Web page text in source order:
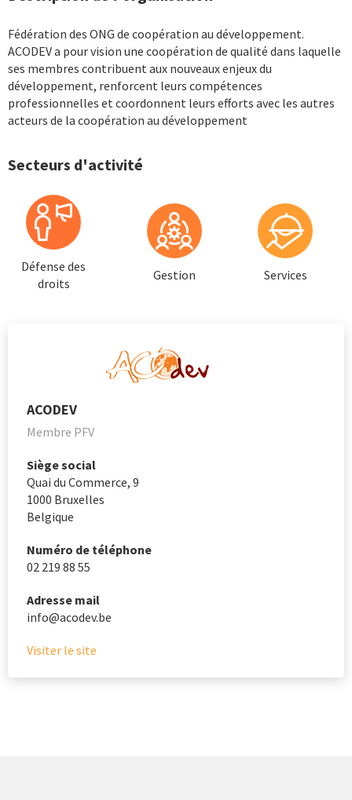
Fédération des ONG de coopération au développement.
ACODEV a pour vision une coopération de qualité dans laquelle
ses membres contribuent aux nouveaux enjeux du
développement, renforcent leurs compétences
professionnelles et coordonnent leurs efforts avec les autres
acteurs de la coopération au développement
Secteurs d'activité
Défense des
droits
Gestion Services
ACODEV
Membre PFV
Siège social
Quai du Commerce, 9
1000 Bruxelles
Belgique
Numéro de téléphone
02 219 88 55
Adresse mail
info@acodev.be
Visiter le site